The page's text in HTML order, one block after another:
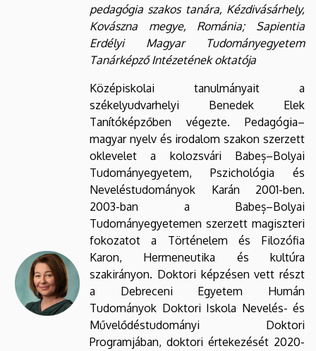
pedagógia szakos tanára, Kézdivásárhely,
Kovászna megye, Románia; Sapientia
Erdélyi Magyar Tudományegyetem
Tanárképző Intézetének oktatója
Középiskolai tanulmányait a
székelyudvarhelyi Benedek Elek
Tanítóképzőben végezte. Pedagógia–
magyar nyelv és irodalom szakon szerzett
oklevelet a kolozsvári Babeș–Bolyai
Tudományegyetem, Pszichológia és
Neveléstudományok Karán 2001-ben.
2003-ban a Babeș–Bolyai
Tudományegyetemen szerzett magiszteri
fokozatot a Történelem és Filozófia
Karon, Hermeneutika és kultúra
szakirányon. Doktori képzésen vett részt
a Debreceni Egyetem Humán
Tudományok Doktori Iskola Nevelés- és
Művelődéstudományi Doktori
Programjában, doktori értekezését 2020-